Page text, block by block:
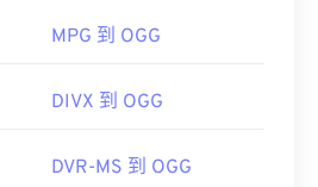
en-
MPG 到 OGG
DIVX 到 OGG
DVR-MS 到 OGG